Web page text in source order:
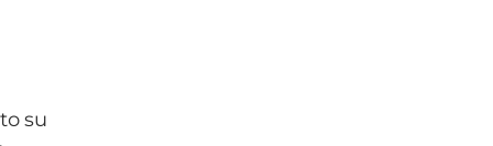
su